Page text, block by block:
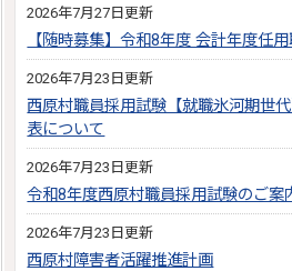
2026年7月27日更新
【随時募集】令和8年度 会計年度任
2026年7月23日更新
西原村職員採用試験【就職氷河期世
表について
2026年7月23日更新
令和8年度西原村職員採用試験のご案
2026年7月23日更新
西原村障害者活躍推進計画